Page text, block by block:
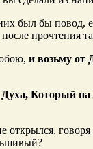
был бы
прочтения
и возьму от
Духа, Который